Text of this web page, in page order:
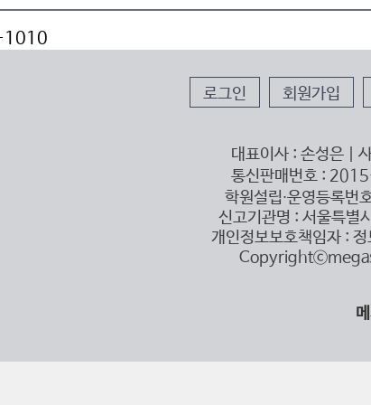
로그인 회원가입
대표이사 : 손성은 |
통신판매번호 :
학원설립∙운영등록번
신고기관명 : 서울특별
개인정보보호책임자 :